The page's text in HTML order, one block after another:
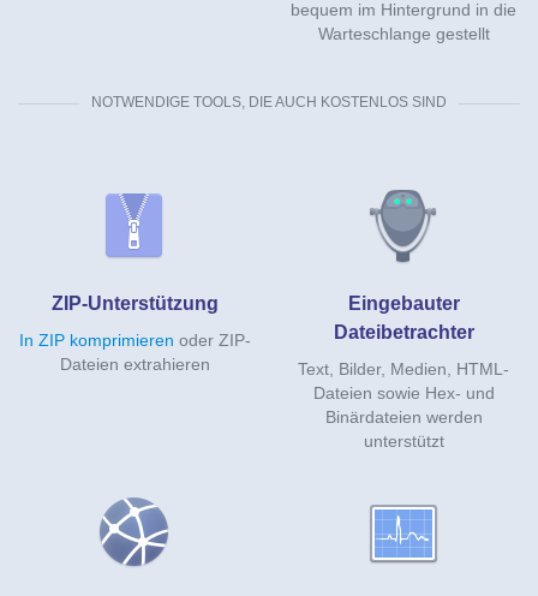
bequem im Hintergrund in die
Warteschlange gestellt
NOTWENDIGE TOOLS, DIE AUCH KOSTENLOS SIND
ZIP-Unterstützung
In ZIP komprimieren oder ZIP-
Dateien extrahieren
Eingebauter
Dateibetrachter
Text, Bilder, Medien, HTML-
Dateien sowie Hex- und
Binärdateien werden
unterstützt